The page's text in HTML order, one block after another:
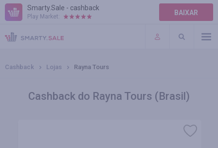
Smarty.Sale - cashback
Play Market: BAIXAR
AJUDA
TERMOS DE USO
Cashback Lojas Rayna Tours
Cashback do Rayna Tours (Brasil)